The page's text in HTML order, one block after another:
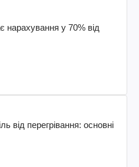
нарахування у 70% від
від перегрівання: основні